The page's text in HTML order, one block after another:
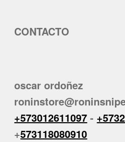
CONTACTO
oscar ordoñez
+573012611097 -
+573118080910